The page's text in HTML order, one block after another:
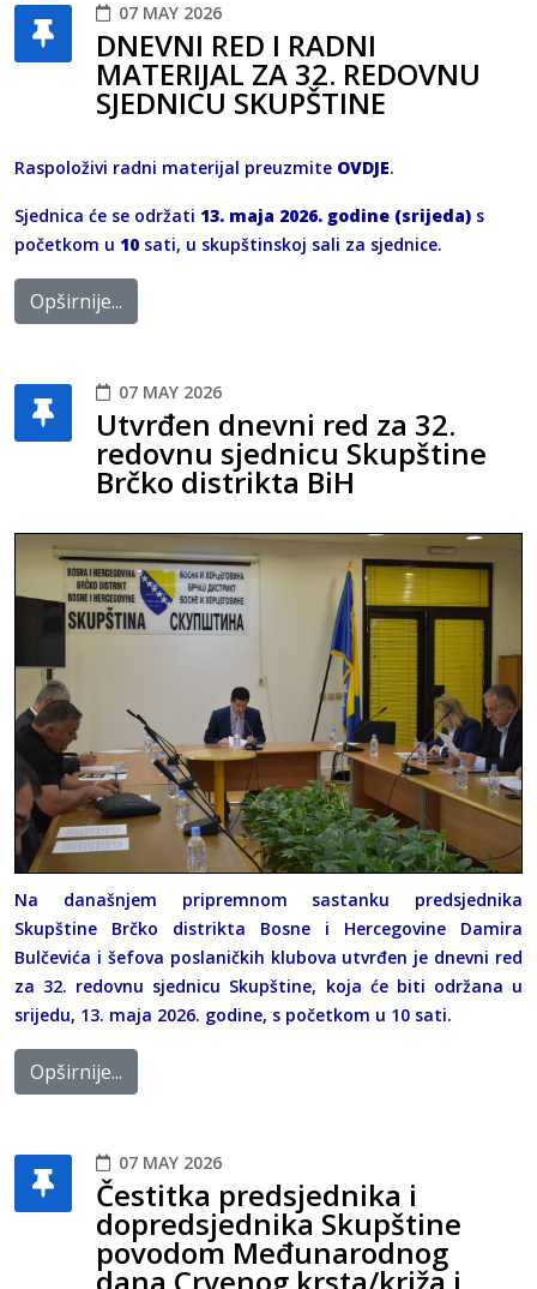
07 MAY 2026
DNEVNI RED I RADNI
MATERIJAL ZA 32. REDOVNU
SJEDNICU SKUPŠTINE
Raspoloživi radni materijal preuzmite OVDJE.
Sjednica će se održati 13. maja 2026. godine (srijeda) s
početkom u 10 sati, u skupštinskoj sali za sjednice.
Opširnije...
07 MAY 2026
Utvrđen dnevni red za 32.
redovnu sjednicu Skupštine
Brčko distrikta BiH
Na današnjem pripremnom sastanku predsjednika
Skupštine Brčko distrikta Bosne i Hercegovine Damira
Bulčevića i šefova poslaničkih klubova utvrđen je dnevni red
za 32. redovnu sjednicu Skupštine, koja će biti održana u
srijedu, 13. maja 2026. godine, s početkom u 10 sati.
Opširnije...
07 MAY 2026
Čestitka predsjednika i
dopredsjednika Skupštine
povodom Međunarodnog
dana Crvenog krsta/križa i